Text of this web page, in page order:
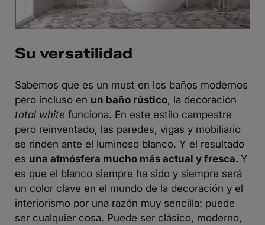
Su versatilidad
Sabemos que es un must en los baños modernos
pero incluso en un baño rústico, la decoración
total white funciona. En este estilo campestre
pero reinventado, las paredes, vigas y mobiliario
se rinden ante el luminoso blanco. Y el resultado
es una atmósfera mucho más actual y fresca. Y
es que el blanco siempre ha sido y siempre será
un color clave en el mundo de la decoración y el
interiorismo por una razón muy sencilla: puede
ser cualquier cosa. Puede ser clásico, moderno,